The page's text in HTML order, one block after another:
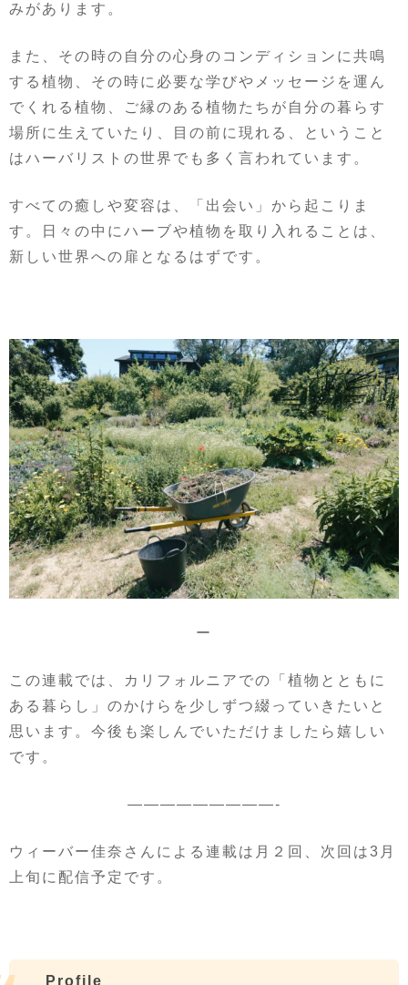
みがあります。
また、その時の自分の心身のコンディションに共鳴
する植物、その時に必要な学びやメッセージを運ん
でくれる植物、ご縁のある植物たちが自分の暮らす
場所に生えていたり、目の前に現れる、ということ
はハーバリストの世界でも多く言われています。
すべての癒しや変容は、「出会い」から起こりま
す。日々の中にハーブや植物を取り入れることは、
新しい世界への扉となるはずです。
ー
この連載では、カリフォルニアでの「植物とともに
ある暮らし」のかけらを少しずつ綴っていきたいと
思います。今後も楽しんでいただけましたら嬉しい
です。
—————————-
ウィーバー佳奈さんによる連載は月２回、次回は3月
上旬に配信予定です。
Profile